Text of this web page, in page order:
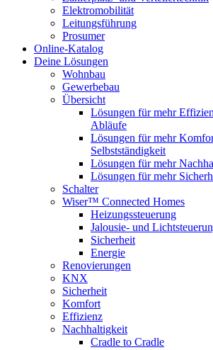
Elektromobilität
Leitungsführung
Prosumer
Online-Katalog
Deine Lösungen
Wohnbau
Gewerbebau
Übersicht
Lösungen für mehr
Abläufe
Lösungen für mehr
Selbstständigkeit
Lösungen für mehr
Lösungen für mehr
Schalter
Wiser™ Connected Homes
Heizungssteuerung
Jalousie- und
Sicherheit
Energie
Renovierungen
KNX
Sicherheit
Komfort
Effizienz
Nachhaltigkeit
Cradle to Cradle